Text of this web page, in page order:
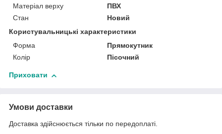
Матеріал верху
ПВХ
Стан
Новий
Користувальницькі характеристики
Форма
Прямокутник
Колір
Пісочний
Приховати
Умови доставки
Доставка здійснюється тільки по передоплаті.